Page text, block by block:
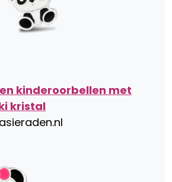
kinderoorbellen met
kristal